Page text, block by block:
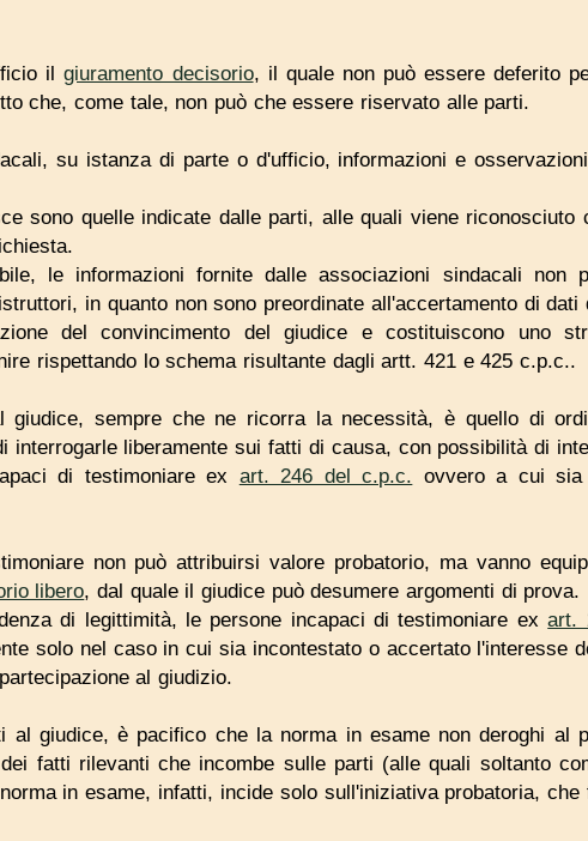
ilgiuramento decisorio, il quale non può essere deferito
che, come tale, non può che essere riservato alle parti.
su istanza di parte o d'ufficio, informazioni e
sono quelle indicate dalle parti, alle quali viene riconosciuto
le informazioni fornite dalle associazioni sindacali non
in quanto non sono preordinate all'accertamento di dati
del convincimento del giudice e costituiscono uno
rispettando lo schema risultante dagli artt. 421 e 425 c.p.c..
giudice, sempre che ne ricorra la necessità, è quello di
liberamente sui fatti di causa, con possibilità di
di testimoniare ex art. 246 del c.p.c. ovvero a cui sia
non può attribuirsi valore probatorio, ma vanno
libero, dal quale il giudice può desumere argomenti di prova.
di legittimità, le persone incapaci di testimoniare exart.
solo nel caso in cui sia incontestato o accertato l'interesse
al giudizio.
al giudice, è pacifico che la norma in esame non deroghi al
fatti rilevanti che incombe sulle parti (alle quali soltanto
in esame, infatti, incide solo sull'iniziativa probatoria, che